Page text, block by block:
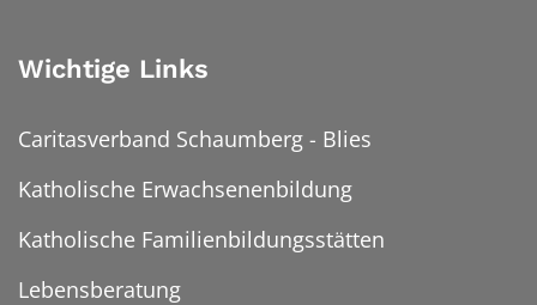
Wichtige Links
Caritasverband Schaumberg - Blies
Katholische Erwachsenenbildung
Katholische Familienbildungsstätten
Lebensberatung